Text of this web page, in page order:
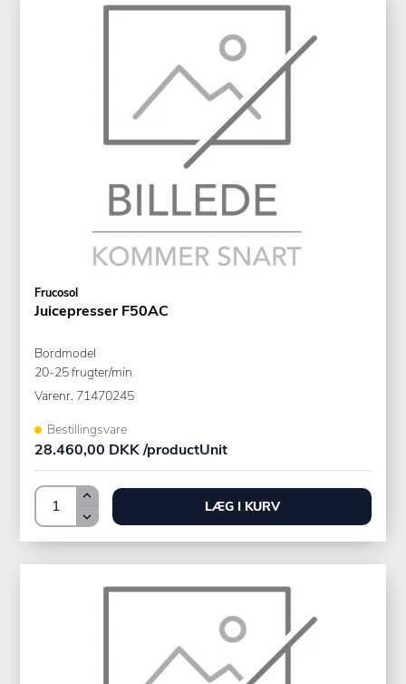
Frucosol
Juicepresser F50AC
Bordmodel
20-25 frugter/min
Varenr. 71470245
Bestillingsvare
28.460,00 DKK /productUnit
LÆG I KURV